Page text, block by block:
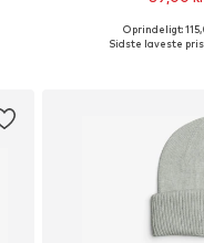
Tilgængelige
Oprindeligt:
Sidste laveste pris: